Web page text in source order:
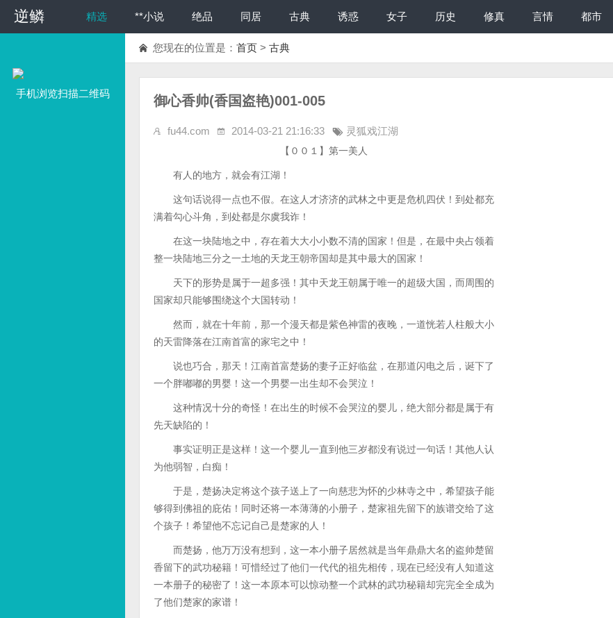
逆鳞 精选 **小说 绝品 同居 古典 诱惑 女子 历史 修真 言情 都市
手机浏览扫描二维码
您现在的位置是： 首页 > 古典
御心香帅(香国盗艳)001-005
fu44.com 2014-03-21 21:16:33 灵狐戏江湖
【００１】第一美人
有人的地方，就会有江湖！
这句话说得一点也不假。在这人才济济的武林之中更是危机四伏！到处都充
满着勾心斗角，到处都是尔虞我诈！
在这一块陆地之中，存在着大大小小数不清的国家！但是，在最中央占领着
整一块陆地三分之一土地的天龙王朝帝国却是其中最大的国家！
天下的形势是属于一超多强！其中天龙王朝属于唯一的超级大国，而周围的
国家却只能够围绕这个大国转动！
然而，就在十年前，那一个漫天都是紫色神雷的夜晚，一道恍若人柱般大小
的天雷降落在江南首富的家宅之中！
说也巧合，那天！江南首富楚扬的妻子正好临盆，在那道闪电之后，诞下了
一个胖嘟嘟的男婴！这一个男婴一出生却不会哭泣！
这种情况十分的奇怪！在出生的时候不会哭泣的婴儿，绝大部分都是属于有
先天缺陷的！
事实证明正是这样！这一个婴儿一直到他三岁都没有说过一句话！其他人认
为他弱智，白痴！
于是，楚扬决定将这个孩子送上了一向慈悲为怀的少林寺之中，希望孩子能
够得到佛祖的庇佑！同时还将一本薄薄的小册子，楚家祖先留下的族谱交给了这
个孩子！希望他不忘记自己是楚家的人！
而楚扬，他万万没有想到，这一本小册子居然就是当年鼎鼎大名的盗帅楚留
香留下的武功秘籍！可惜经过了他们一代代的祖先相传，现在已经没有人知道这
一本册子的秘密了！这一本原本可以惊动整一个武林的武功秘籍却完完全全成为
了他们楚家的家谱！